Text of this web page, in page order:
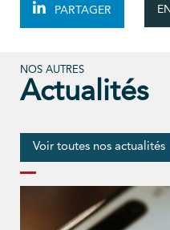
PARTAGER
NOS AUTRES
Actualités
Voir toutes nos actualités